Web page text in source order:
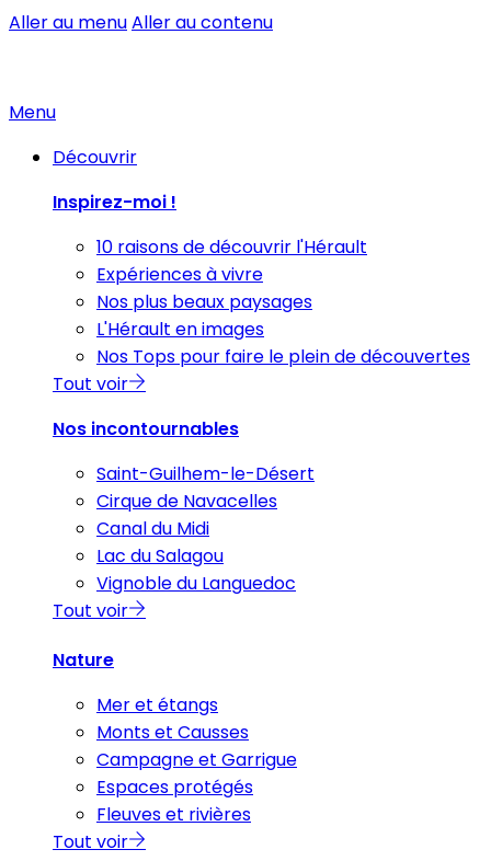
Aller au menuAller au contenu
Menu
Découvrir
Inspirez-moi !
10 raisons de découvrir l'Hérault
Expériences à vivre
Nos plus beaux paysages
L'Hérault en images
Nos Tops pour faire le plein de découvertes
Tout voir
Nos incontournables
Saint-Guilhem-le-Désert
Cirque de Navacelles
Canal du Midi
Lac du Salagou
Vignoble du Languedoc
Tout voir
Nature
Mer et étangs
Monts et Causses
Campagne et Garrigue
Espaces protégés
Fleuves et rivières
Tout voir